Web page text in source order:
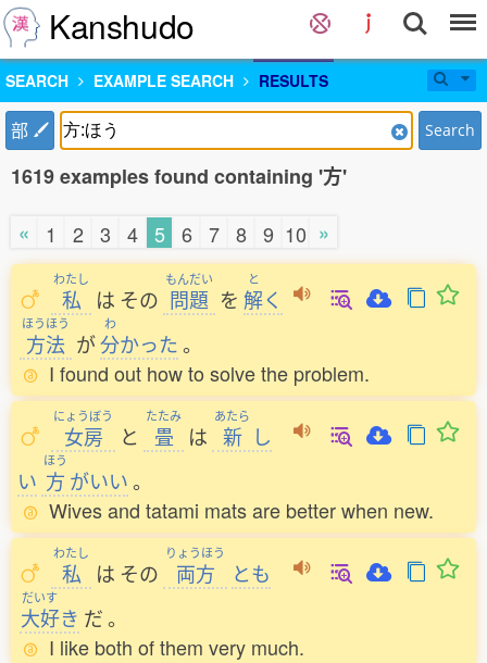
Kanshudo
SEARCH EXAMPLE SEARCH RESULTS
部 Search
1619 examples found containing '方'
« 1 2 3 4 5 6 7 8 9 10 »
わたし
私 は その
もんだい
問題 を
と
解く
ほうほう
方法 が
わ
分かった。
I found out how to solve the problem.
にょうぼう
女房 と
たたみ
畳 は
あたら
新 し
い
ほう
方 がいい。
Wives and tatami mats are better when new.
わたし
私 は その
りょうほう
両方 とも
だいす
大好き だ。
I like both of them very much.